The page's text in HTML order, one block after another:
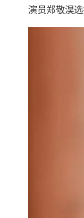
演员郑敬淏